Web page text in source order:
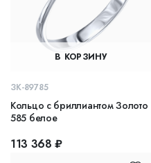
В КОРЗИНУ
ЗК-89785
Кольцо с бриллиантом Золото
585 белое
113 368 ₽